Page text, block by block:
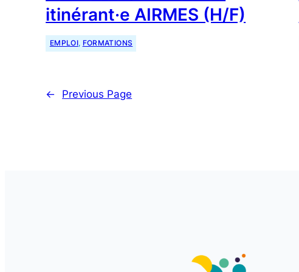
itinérant·e AIRMES (H/F)
EMPLOI, FORMATIONS
← Previous Page